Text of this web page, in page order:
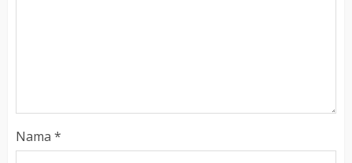
Nama *